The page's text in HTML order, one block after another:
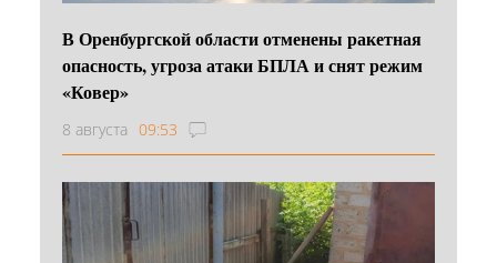
В Оренбургской области отменены ракетная
опасность, угроза атаки БПЛА и снят режим
«Ковер»
8 августа 09:53